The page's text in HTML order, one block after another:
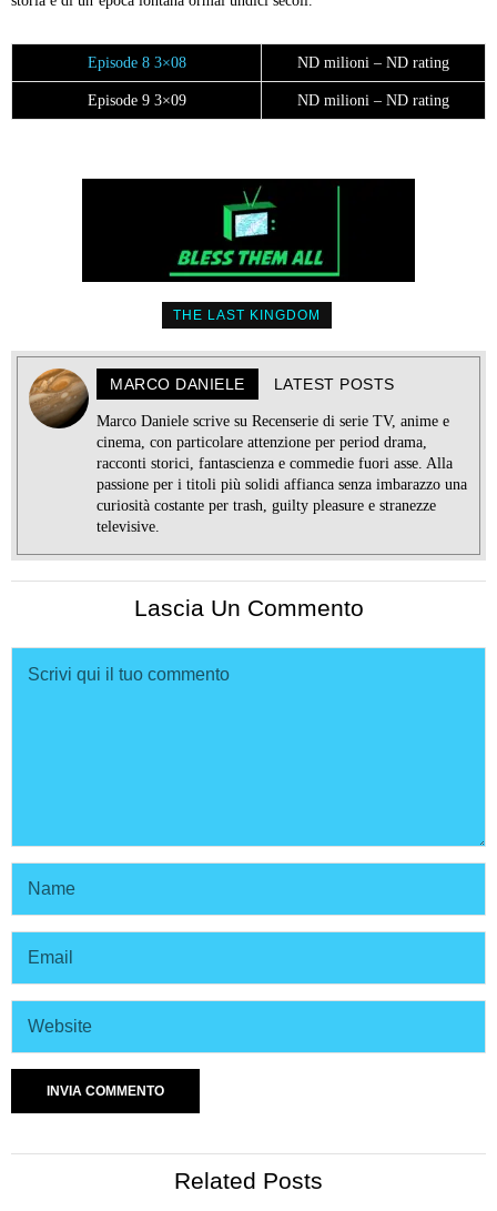
Episode 8 3×08 ND milioni – ND rating
Episode 9 3×09 ND milioni – ND rating
THE LAST KINGDOM
MARCO DANIELE LATEST POSTS
Marco Daniele scrive su Recenserie di serie TV, anime e
cinema, con particolare attenzione per period drama,
racconti storici, fantascienza e commedie fuori asse. Alla
passione per i titoli più solidi affianca senza imbarazzo una
curiosità costante per trash, guilty pleasure e stranezze
televisive.
Lascia Un Commento
Related Posts